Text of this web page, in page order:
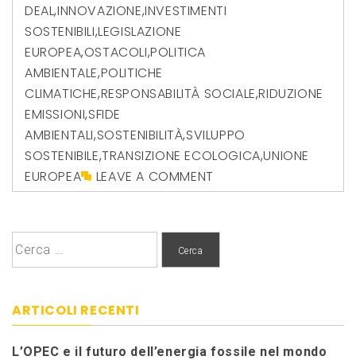
DEAL,INNOVAZIONE,INVESTIMENTI
SOSTENIBILI,LEGISLAZIONE
EUROPEA,OSTACOLI,POLITICA
AMBIENTALE,POLITICHE
CLIMATICHE,RESPONSABILITÀ SOCIALE,RIDUZIONE
EMISSIONI,SFIDE
AMBIENTALI,SOSTENIBILITÀ,SVILUPPO
SOSTENIBILE,TRANSIZIONE ECOLOGICA,UNIONE
EUROPEA
LEAVE A COMMENT
Ricerca
ARTICOLI RECENTI
L’OPEC e il futuro dell’energia fossile nel mondo